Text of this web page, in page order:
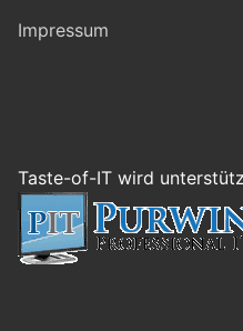
Impressum
Taste-of-IT wird